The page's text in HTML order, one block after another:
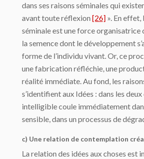
dans ses raisons séminales qui
avant toute réflexion [26] ». En effet,
séminale est une force organisatrice
la semence dont le développement
forme de l’individu vivant. Or, ce
une fabrication réfléchie, une
réalité immédiate. Au fond, les
s’identifient aux Idées : dans les
intelligible coule immédiatement
sensible, dans un processus de
c) Une relation de contemplation
La relation des idées aux choses est